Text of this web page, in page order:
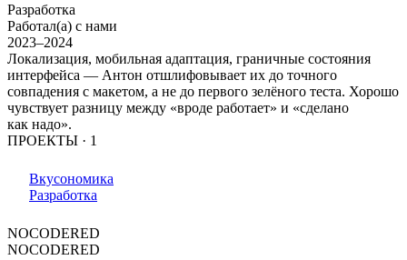
Разработка
Работал(а) с нами
2023–2024
Локализация, мобильная адаптация, граничные состояния
интерфейса — Антон отшлифовывает их до точного
совпадения с макетом, а не до первого зелёного теста. Хорошо
чувствует разницу между «вроде работает» и «сделано
как надо».
ПРОЕКТЫ · 1
Вкусономика
Разработка
NOCODERED
NOCODERED